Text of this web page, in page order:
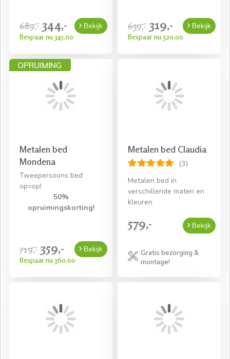
689,- 344,-
Bespaar nu 345,00
Bekijk 639,- 319,-
Bespaar nu 320,00
Bekijk
Metalen bed
Mondena
Tweepersoons bed
op=op!
50%
opruimingskorting!
719,- 359,-
Bespaar nu 360,00
Bekijk
Metalen bed Claudia
(3)
Metalen bed in
verschillende maten en
kleuren
579,- Bekijk
Gratis bezorging &
montage!